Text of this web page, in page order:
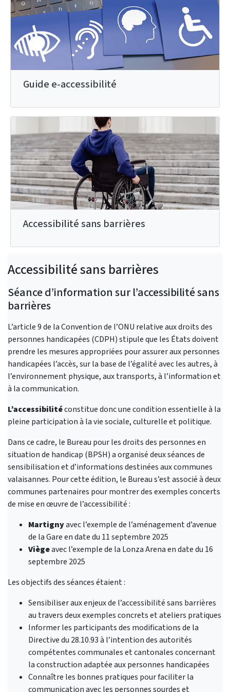
Guide e-accessibilité
Accessibilité sans barrières
Accessibilité sans barrières
Séance d’information sur l’accessibilité sans
barrières
L’article 9 de la Convention de l’ONU relative aux droits des
personnes handicapées (CDPH) stipule que les États doivent
prendre les mesures appropriées pour assurer aux personnes
handicapées l’accès, sur la base de l’égalité avec les autres, à
l’environnement physique, aux transports, à l’information et
à la communication.
L’accessibilitéconstitue donc une condition essentielle à la
pleine participation à la vie sociale, culturelle et politique.
Dans ce cadre, le Bureau pour les droits des personnes en
situation de handicap (BPSH) a organisé deux séances de
sensibilisation et d’informations destinées aux communes
valaisannes. Pour cette édition, le Bureau s’est associé à deux
communes partenaires pour montrer des exemples concerts
de mise en œuvre de l’accessibilité :
Martignyavec l’exemple de l’aménagement d’avenue
de la Gare en date du 11 septembre 2025
Viègeavec l’exemple de la Lonza Arena en date du 16
septembre 2025
Les objectifs des séances étaient :
Sensibiliser aux enjeux de l’accessibilité sans barrières
au travers deux exemples concrets et ateliers pratiques
Informer les participants des modifications de la
Directive du 28.10.93 à l’intention des autorités
compétentes communales et cantonales concernant
la construction adaptée aux personnes handicapées
Connaître les bonnes pratiques pour faciliter la
communication avec les personnes sourdes et